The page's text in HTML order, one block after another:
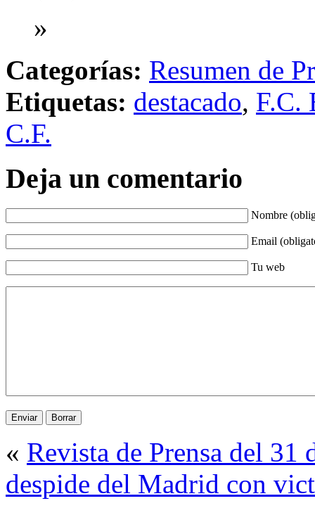
»
Categorías: Resumen de
Etiquetas: destacado, F.C.
C.F.
Deja un comentario
Nombre
Email
Tu web
« Revista de Prensa del 31
despide del Madrid con